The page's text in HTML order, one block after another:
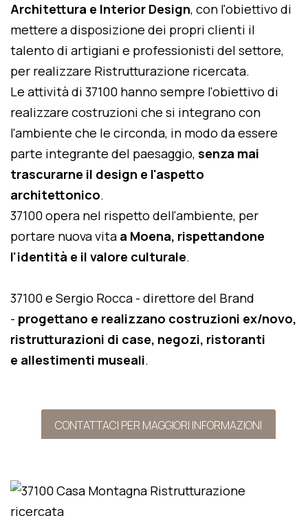
Architettura e Interior Design, con l'obiettivo di
mettere a disposizione dei propri clienti il
talento di artigiani e professionisti del settore,
per realizzare Ristrutturazione ricercata.
Le attività di 37100 hanno sempre l'obiettivo di
realizzare costruzioni che si integrano con
l'ambiente che le circonda, in modo da essere
parte integrante del paesaggio, senza mai
trascurarne il design e l'aspetto
architettonico.
37100 opera nel rispetto dell'ambiente, per
portare nuova vita a Moena, rispettandone
l'identità e il valore culturale.
37100 e Sergio Rocca - direttore del Brand
- progettano e realizzano costruzioni ex/novo,
ristrutturazioni di case, negozi, ristoranti
e allestimenti museali.
CONTATTACI PER MAGGIORI INFORMAZIONI